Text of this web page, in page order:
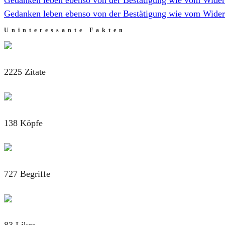
Gedanken leben ebenso von der Bestätigung wie vom
Uninteressante Fakten
2225 Zitate
138 Köpfe
727 Begriffe